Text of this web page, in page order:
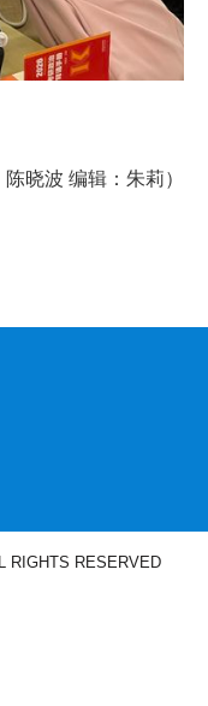
晓波 编辑：朱莉）
RIGHTS RESERVED